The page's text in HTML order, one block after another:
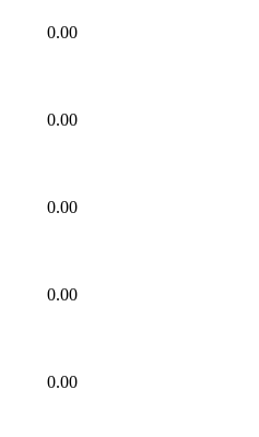
0.00
0.00
0.00
0.00
0.00